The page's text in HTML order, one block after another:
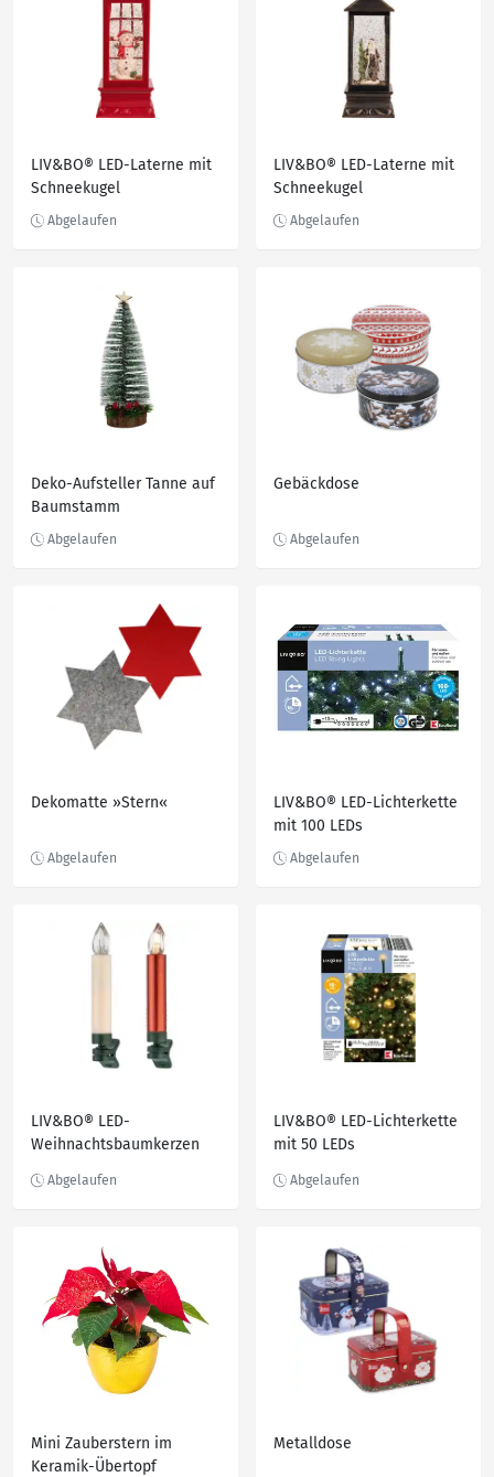
LIV&BO® LED-Laterne mit
Schneekugel
LIV&BO® LED-Laterne mit
Schneekugel
Deko-Aufsteller Tanne auf
Baumstamm
Gebäckdose
Dekomatte »Stern«
LIV&BO® LED-Lichterkette
mit 100 LEDs
LIV&BO® LED-
Weihnachtsbaumkerzen
LIV&BO® LED-Lichterkette
mit 50 LEDs
Mini Zauberstern im
Keramik-Übertopf
Metalldose